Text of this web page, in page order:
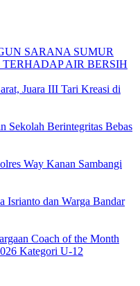
SARANA SUMUR
AIR BERSIH
Juara III Tari Kreasi di
Sekolah Berintegritas Bebas
Way Kanan Sambangi
Isrianto dan Warga Bandar
Coach of the Month
Kategori U-12